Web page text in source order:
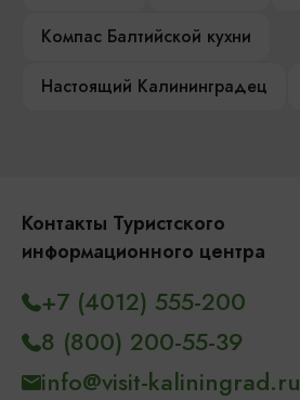
Компас Балтийской кухни
Настоящий Калининградец
Контакты Туристского
информационного центра
+7 (4012) 555-200
8 (800) 200-55-39
info@visit-kaliningrad.ru